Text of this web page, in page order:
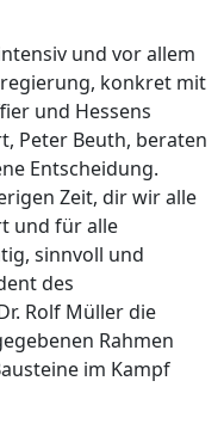
und vor allem
konkret mit
und Hessens
Peter Beuth, beraten
Entscheidung.
Zeit, dir wir alle
und für alle
sinnvoll und
des
Rolf Müller die
Rahmen
im Kampf